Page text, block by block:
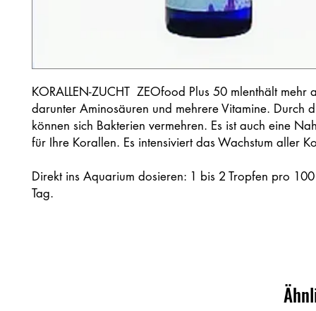
KORALLEN-ZUCHT ZEOfood Plus 50 mlenthält mehr
darunter Aminosäuren und mehrere Vitamine. Durch
können sich Bakterien vermehren. Es ist auch eine
für Ihre Korallen. Es intensiviert das Wachstum aller
Direkt ins Aquarium dosieren: 1 bis 2 Tropfen pro
Tag.